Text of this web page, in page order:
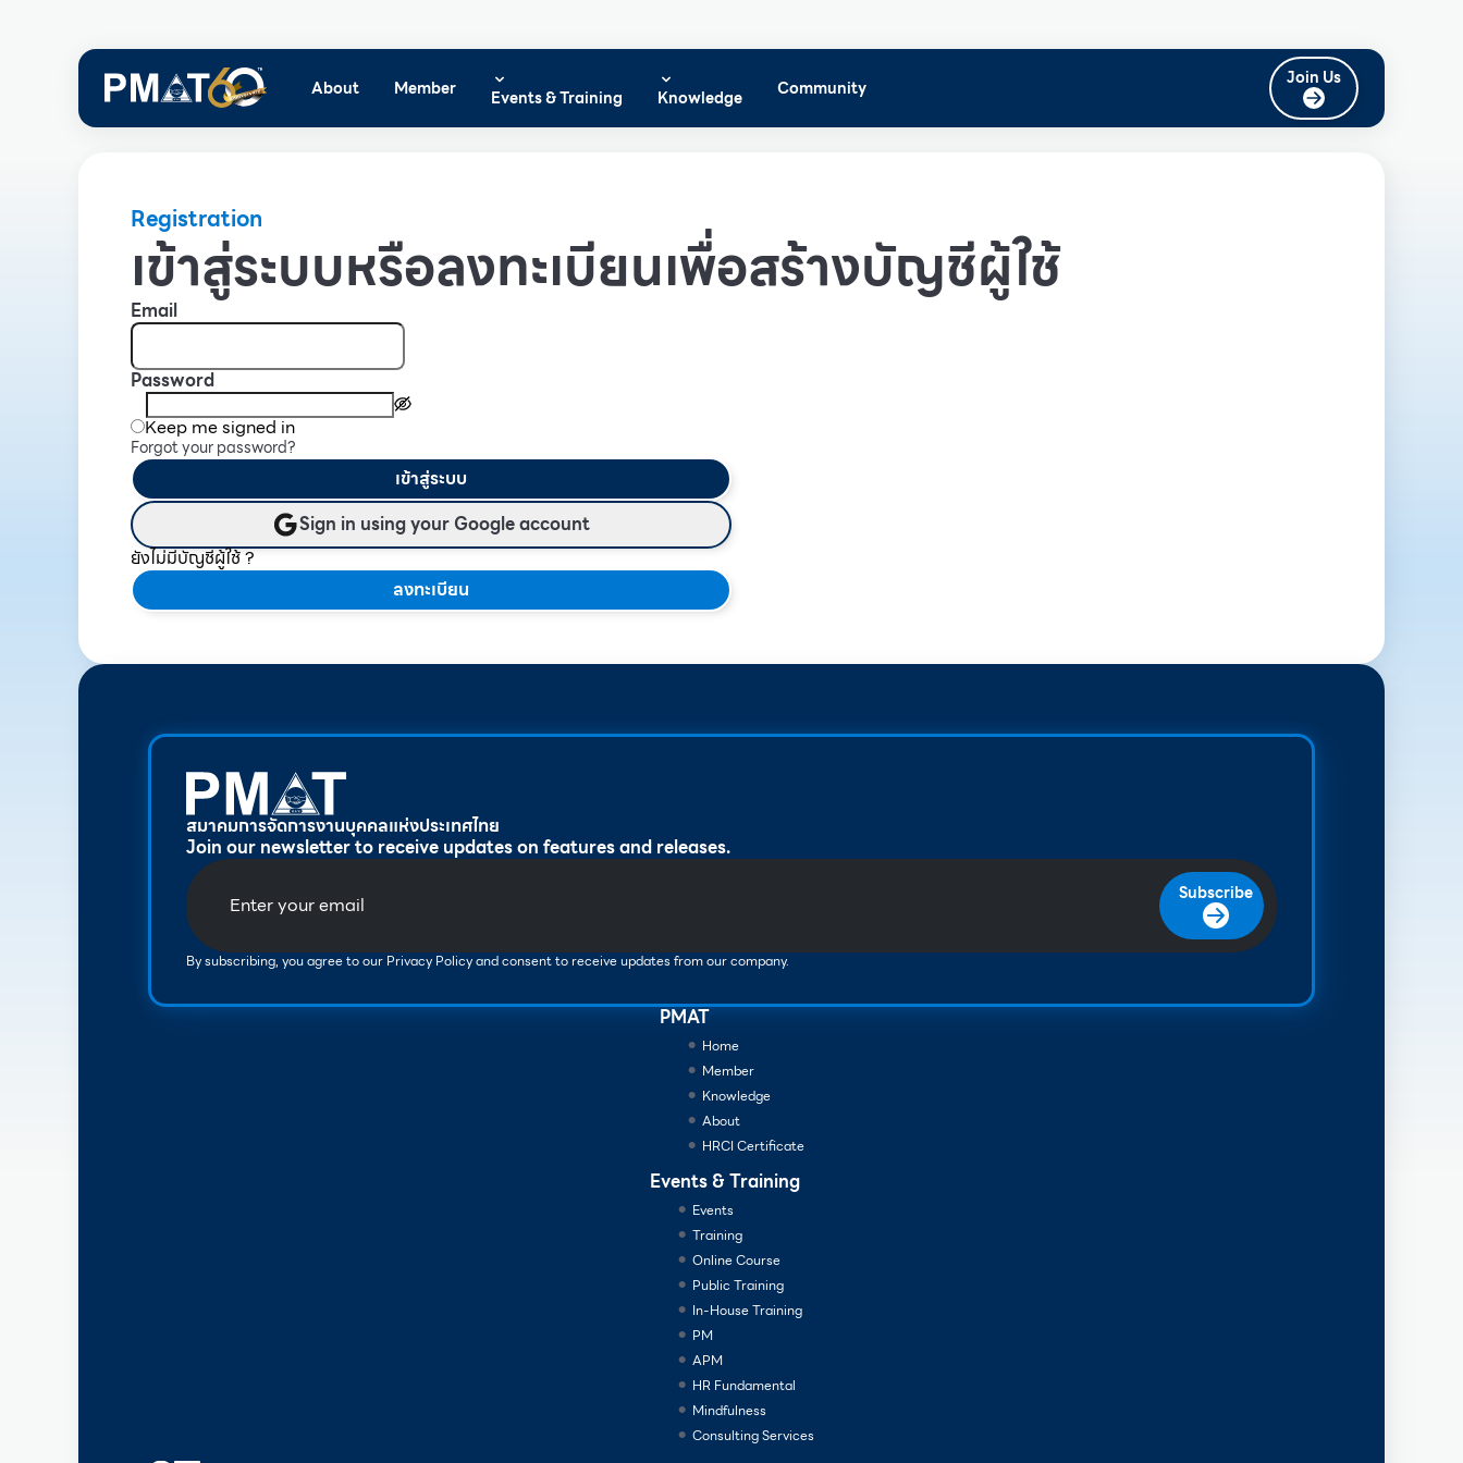
About Member Events & Training Knowledge Community Join Us
Registration
เข้าสู่ระบบหรือลงทะเบียนเพื่อสร้างบัญชีผู้ใช้
Email
Password
Keep me signed in
Forgot your password?
เข้าสู่ระบบ
Sign in using your Google account
ยังไม่มีบัญชีผู้ใช้ ?
ลงทะเบียน
สมาคมการจัดการงานบุคคลแห่งประเทศไทย
Join our newsletter to receive updates on features and releases.
Subscribe
By subscribing, you agree to our Privacy Policy and consent to receive updates from our company.
PMAT
Home
Member
Knowledge
About
HRCI Certificate
Events & Training
Events
Training
Online Course
Public Training
In-House Training
PM
APM
HR Fundamental
Mindfulness
Consulting Services